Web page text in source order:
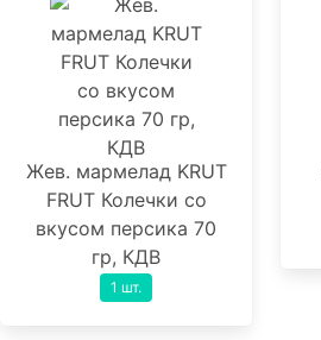
Жев. мармелад KRUT
FRUT Колечки со
вкусом персика 70
гр, КДВ
1 шт.